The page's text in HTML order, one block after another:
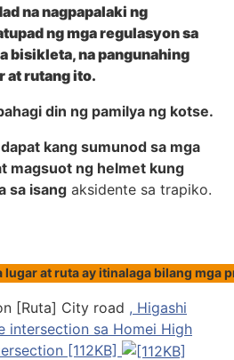
na nagpapalaki ng
ng mga regulasyon sa
bisikleta, na pangunahing
at rutang ito.
din ng pamilya ng kotse.
dapat kang sumunod sa mga
magsuot ng helmet kung
sa isang aksidente sa trapiko.
at ruta ay itinalaga bilang mga
[Ruta] City road , Higashi
intersection sa Homei High
[112KB]